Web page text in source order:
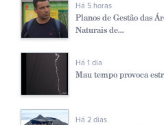
Há 5 horas
Planos de Gestão das
Naturais de...
Há 1 dia
Mau tempo provoca
Há 2 dias